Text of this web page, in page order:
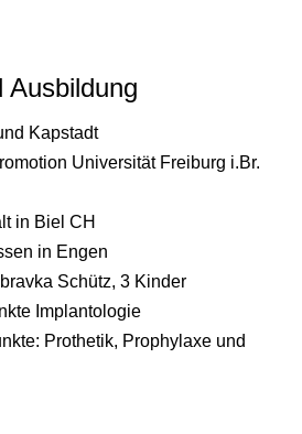
Ausbildung
Kapstadt
Universität Freiburg i.Br.
in Biel CH
in Engen
Schütz, 3 Kinder
Implantologie
Prothetik, Prophylaxe und